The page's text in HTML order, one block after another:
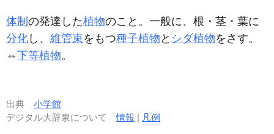
体制 の発達した植物のこと。一般に、根・茎・葉に
分化 し、 維管束をもつ種子植物 と シダ植物をさす。
⇔下等植物。
出典 小学館
デジタル大辞泉について情報 | 凡例